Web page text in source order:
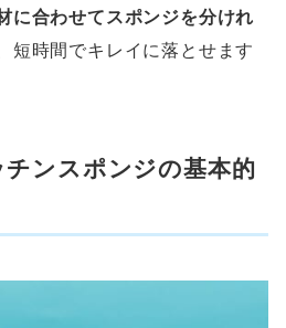
に合わせてスポンジを分けれ
短時間でキレイに落とせます
ンスポンジの基本的